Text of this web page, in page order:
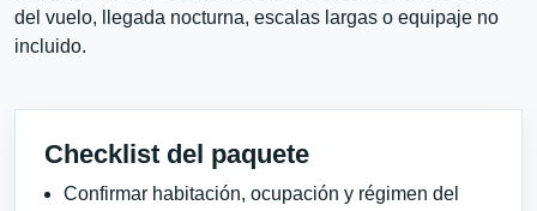
del vuelo, llegada nocturna, escalas largas o equipaje no
incluido.
Checklist del paquete
Confirmar habitación, ocupación y régimen del